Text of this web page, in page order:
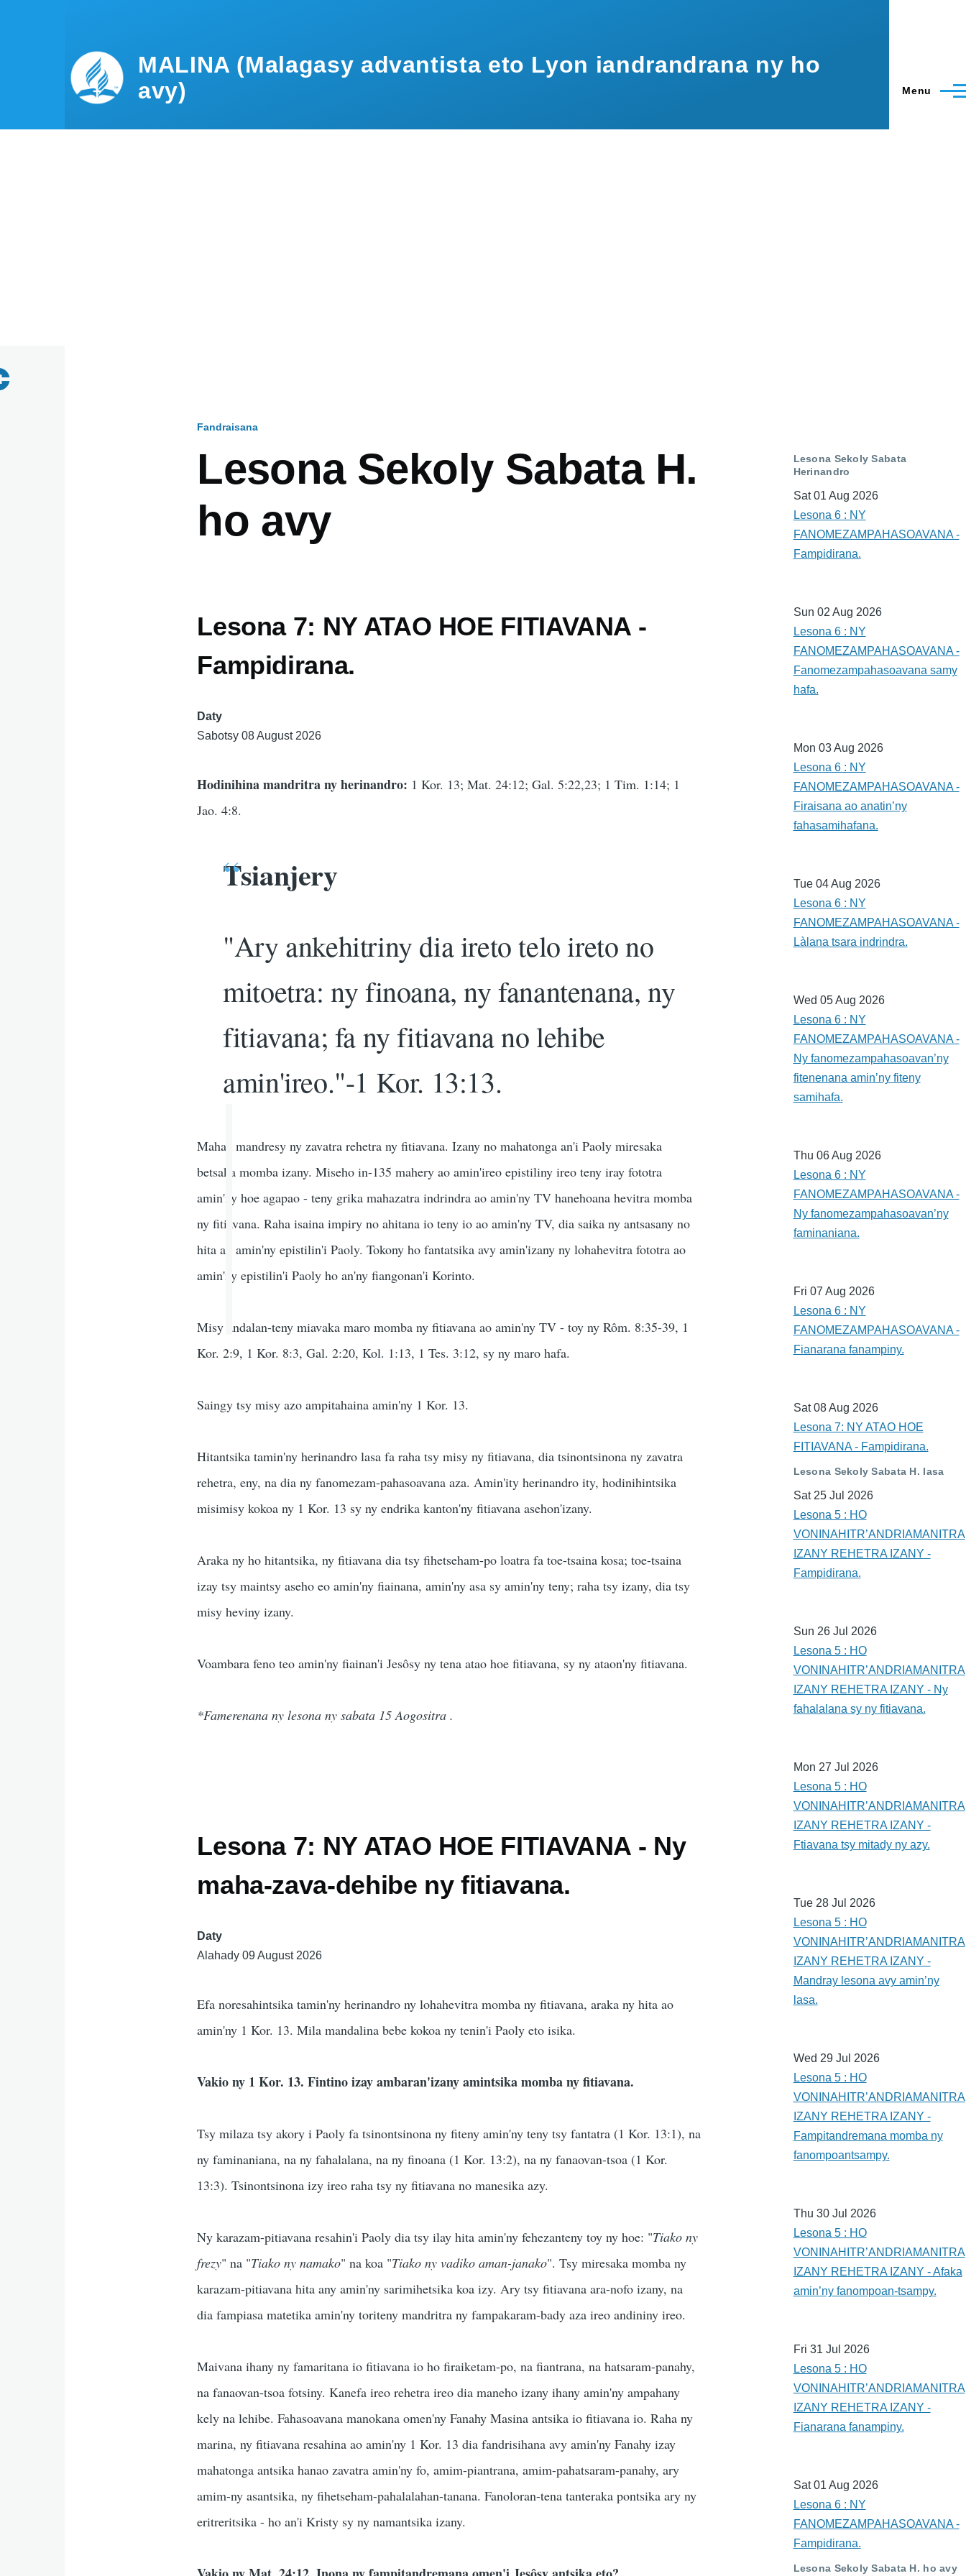
MALINA (Malagasy advantista eto Lyon iandrandrana ny ho
avy)
Menu
Fandraisana
Lesona Sekoly Sabata H.
ho avy
Lesona 7: NY ATAO HOE FITIAVANA -
Fampidirana.
Daty
Sabotsy 08 August 2026
Hodinihina mandritra ny herinandro: 1 Kor. 13; Mat. 24:12; Gal. 5:22,23; 1 Tim. 1:14; 1
Jao. 4:8.
Tsianjery
"Ary ankehitriny dia ireto telo ireto no
mitoetra: ny finoana, ny fanantenana, ny
fitiavana; fa ny fitiavana no lehibe
amin'ireo."-1 Kor. 13:13.
Mahay mandresy ny zavatra rehetra ny fitiavana. Izany no mahatonga an'i Paoly miresaka
betsaka momba izany. Miseho in-135 mahery ao amin'ireo epistiliny ireo teny iray fototra
amin'ny hoe agapao - teny grika mahazatra indrindra ao amin'ny TV hanehoana hevitra momba
ny fitiavana. Raha isaina impiry no ahitana io teny io ao amin'ny TV, dia saika ny antsasany no
hita ao amin'ny epistilin'i Paoly. Tokony ho fantatsika avy amin'izany ny lohahevitra fototra ao
amin'ny epistilin'i Paoly ho an'ny fiangonan'i Korinto.
Misy andalan-teny miavaka maro momba ny fitiavana ao amin'ny TV - toy ny Rôm. 8:35-39, 1
Kor. 2:9, 1 Kor. 8:3, Gal. 2:20, Kol. 1:13, 1 Tes. 3:12, sy ny maro hafa.
Saingy tsy misy azo ampitahaina amin'ny 1 Kor. 13.
Hitantsika tamin'ny herinandro lasa fa raha tsy misy ny fitiavana, dia tsinontsinona ny zavatra
rehetra, eny, na dia ny fanomezam-pahasoavana aza. Amin'ity herinandro ity, hodinihintsika
misimisy kokoa ny 1 Kor. 13 sy ny endrika kanton'ny fitiavana asehon'izany.
Araka ny ho hitantsika, ny fitiavana dia tsy fihetseham-po loatra fa toe-tsaina kosa; toe-tsaina
izay tsy maintsy aseho eo amin'ny fiainana, amin'ny asa sy amin'ny teny; raha tsy izany, dia tsy
misy heviny izany.
Voambara feno teo amin'ny fiainan'i Jesôsy ny tena atao hoe fitiavana, sy ny ataon'ny fitiavana.
*Famerenana ny lesona ny sabata 15 Aogositra .
Lesona 7: NY ATAO HOE FITIAVANA - Ny
maha-zava-dehibe ny fitiavana.
Daty
Alahady 09 August 2026
Efa noresahintsika tamin'ny herinandro ny lohahevitra momba ny fitiavana, araka ny hita ao
amin'ny 1 Kor. 13. Mila mandalina bebe kokoa ny tenin'i Paoly eto isika.
Vakio ny 1 Kor. 13. Fintino izay ambaran'izany amintsika momba ny fitiavana.
Tsy milaza tsy akory i Paoly fa tsinontsinona ny fiteny amin'ny teny tsy fantatra (1 Kor. 13:1), na
ny faminaniana, na ny fahalalana, na ny finoana (1 Kor. 13:2), na ny fanaovan-tsoa (1 Kor.
13:3). Tsinontsinona izy ireo raha tsy ny fitiavana no manesika azy.
Ny karazam-pitiavana resahin'i Paoly dia tsy ilay hita amin'ny fehezanteny toy ny hoe: "Tiako ny
frezy" na "Tiako ny namako" na koa "Tiako ny vadiko aman-janako". Tsy miresaka momba ny
karazam-pitiavana hita any amin'ny sarimihetsika koa izy. Ary tsy fitiavana ara-nofo izany, na
dia fampiasa matetika amin'ny toriteny mandritra ny fampakaram-bady aza ireo andininy ireo.
Maivana ihany ny famaritana io fitiavana io ho firaiketam-po, na fiantrana, na hatsaram-panahy,
na fanaovan-tsoa fotsiny. Kanefa ireo rehetra ireo dia maneho izany ihany amin'ny ampahany
kely na lehibe. Fahasoavana manokana omen'ny Fanahy Masina antsika io fitiavana io. Raha ny
marina, ny fitiavana resahina ao amin'ny 1 Kor. 13 dia fandrisihana avy amin'ny Fanahy izay
mahatonga antsika hanao zavatra amin'ny fo, amim-piantrana, amim-pahatsaram-panahy, ary
amim-ny asantsika, ny fihetseham-pahalalahan-tanana. Fanoloran-tena tanteraka pontsika ary ny
eritreritsika - ho an'i Kristy sy ny namantsika izany.
Lesona Sekoly Sabata
Herinandro
Sat 01 Aug 2026
Lesona 6 : NY
FANOMEZAMPAHASOAVANA -
Fampidirana.
Sun 02 Aug 2026
Lesona 6 : NY
FANOMEZAMPAHASOAVANA -
Fanomezampahasoavana samy
hafa.
Mon 03 Aug 2026
Lesona 6 : NY
FANOMEZAMPAHASOAVANA -
Firaisana ao anatin’ny
fahasamihafana.
Tue 04 Aug 2026
Lesona 6 : NY
FANOMEZAMPAHASOAVANA -
Làlana tsara indrindra.
Wed 05 Aug 2026
Lesona 6 : NY
FANOMEZAMPAHASOAVANA -
Ny fanomezampahasoavan’ny
fitenenana amin’ny fiteny
samihafa.
Thu 06 Aug 2026
Lesona 6 : NY
FANOMEZAMPAHASOAVANA -
Ny fanomezampahasoavan’ny
faminaniana.
Fri 07 Aug 2026
Lesona 6 : NY
FANOMEZAMPAHASOAVANA -
Fianarana fanampiny.
Sat 08 Aug 2026
Lesona 7: NY ATAO HOE
FITIAVANA - Fampidirana.
Lesona Sekoly Sabata H. lasa
Sat 25 Jul 2026
Lesona 5 : HO
VONINAHITR’ANDRIAMANITRA
IZANY REHETRA IZANY -
Fampidirana.
Sun 26 Jul 2026
Lesona 5 : HO
VONINAHITR’ANDRIAMANITRA
IZANY REHETRA IZANY - Ny
fahalalana sy ny fitiavana.
Mon 27 Jul 2026
Lesona 5 : HO
VONINAHITR’ANDRIAMANITRA
IZANY REHETRA IZANY -
Ftiavana tsy mitady ny azy.
Tue 28 Jul 2026
Lesona 5 : HO
VONINAHITR’ANDRIAMANITRA
IZANY REHETRA IZANY -
Mandray lesona avy amin’ny
lasa.
Wed 29 Jul 2026
Lesona 5 : HO
VONINAHITR’ANDRIAMANITRA
IZANY REHETRA IZANY -
Fampitandremana momba ny
fanompoantsampy.
Thu 30 Jul 2026
Lesona 5 : HO
VONINAHITR’ANDRIAMANITRA
IZANY REHETRA IZANY - Afaka
amin’ny fanompoan-tsampy.
Fri 31 Jul 2026
Lesona 5 : HO
VONINAHITR’ANDRIAMANITRA
IZANY REHETRA IZANY -
Fianarana fanampiny.
Sat 01 Aug 2026
Lesona 6 : NY
FANOMEZAMPAHASOAVANA -
Fampidirana.
Lesona Sekoly Sabata H. ho avy